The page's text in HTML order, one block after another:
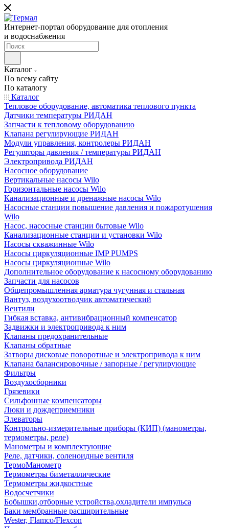
Интернет-портал оборудование для отопления
и водоснабжения
Каталог
По всему сайту
По каталогу
Каталог
Тепловое оборудование, автоматика теплового пункта
Датчики температуры РИДАН
Запчасти к тепловому оборудованию
Клапана регулирующие РИДАН
Модули управления, контролеры РИДАН
Регуляторы давления / температуры РИДАН
Электропривода РИДАН
Насосное оборудование
Вертикальные насосы Wilo
Горизонтальные насосы Wilo
Канализационные и дренажные насосы Wilo
Насосные станции повышение давления и пожаротушения
Wilo
Насос, насосные станции бытовые Wilo
Канализационные станции и установки Wilo
Насосы скважинные Wilo
Насосы циркуляционные IMP PUMPS
Насосы циркуляционные Wilo
Дополнительное оборудование к насосному оборудованию
Запчасти для насосов
Общепромышленная арматура чугунная и стальная
Вантуз, воздухоотводчик автоматический
Вентили
Гибкая вставка, антивибрационный компенсатор
Задвижки и электропривода к ним
Клапаны предохранительные
Клапаны обратные
Затворы дисковые поворотные и электропривода к ним
Клапана балансировочные / запорные / регулирующие
Фильтры
Воздухосборники
Грязевики
Сильфонные компенсаторы
Люки и дождеприемники
Элеваторы
Контрольно-измерительные приборы (КИП) (манометры,
термометры, реле)
Манометры и комплектующие
Реле, датчики, соленоидные вентиля
ТермоМанометр
Термометры биметаллические
Термометры жидкостные
Водосчетчики
Бобышки,отборные устройства,охладители импульса
Баки мембранные расширительные
Wester, Flamco/Flexcon